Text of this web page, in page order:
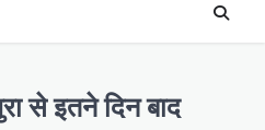
से इतने दिन बाद